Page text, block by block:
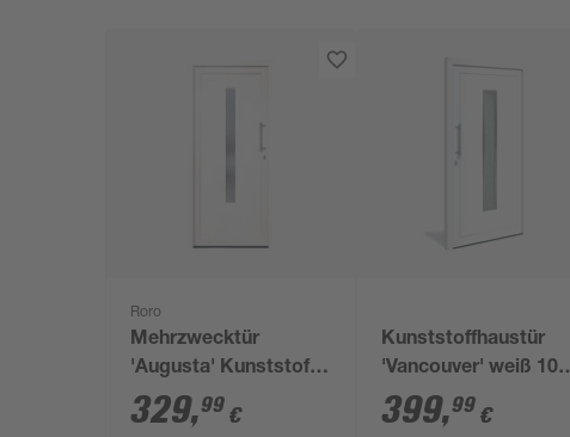
Roro
Mehrzwecktür
'Augusta' Kunststoff
weiß 1000 x 2000 mm
rechts
329,99 €
Kunststoffhaustür
'Vancouver' weiß 100
x 210 cm DIN L
399,99 €